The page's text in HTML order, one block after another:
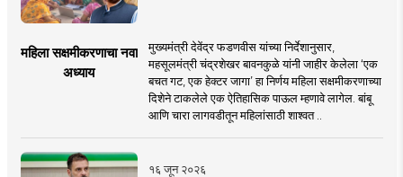
महिला सक्षमीकरणाचा नवा
अध्याय
मुख्यमंत्री देवेंद्र फडणवीस यांच्या निर्देशानुसार,
महसूलमंत्री चंद्रशेखर बावनकुळे यांनी जाहीर केलेला ‘एक
बचत गट, एक हेक्टर जागा’ हा निर्णय महिला सक्षमीकरणाच्या
दिशेने टाकलेले एक ऐतिहासिक पाऊल म्हणावे लागेल. बांबू
आणि चारा लागवडीतून महिलांसाठी शाश्वत ..
१६ जून २०२६